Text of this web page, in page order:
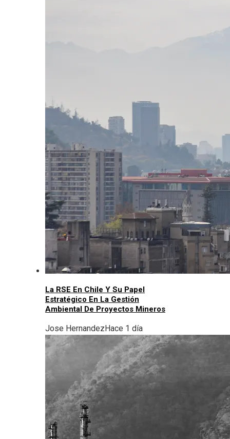
La RSE En Chile Y Su Papel
Estratégico En La Gestión
Ambiental De Proyectos Mineros
Jose HernandezHace 1 día